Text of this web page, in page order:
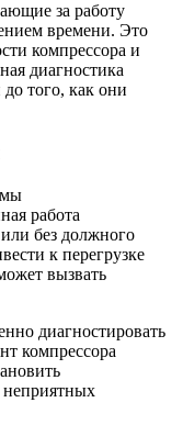
за работу
времени. Это
компрессора и
диагностика
того, как они
работа
без должного
к перегрузке
вызвать
диагностировать
компрессора
неприятных